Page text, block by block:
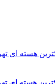
هسته ای